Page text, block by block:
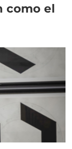
como el